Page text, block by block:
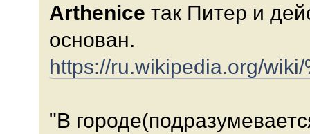
Arthenice так Питер и
основан.
https://ru.wikipedia.org/
"В